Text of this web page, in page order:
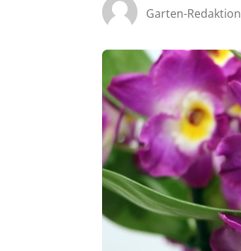
Garten-Redaktion